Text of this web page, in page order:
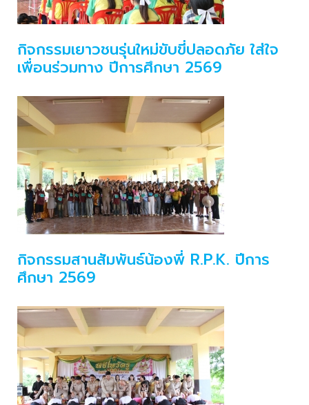
กิจกรรมเยาวชนรุ่นใหม่ขับขี่ปลอดภัย ใส่ใจ
เพื่อนร่วมทาง ปีการศึกษา 2569
กิจกรรมสานสัมพันธ์น้องพี่ R.P.K. ปีการ
ศึกษา 2569